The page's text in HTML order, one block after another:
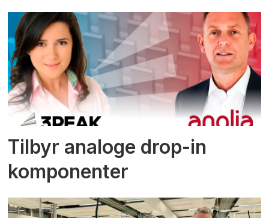
Tilbyr analoge drop-in
komponenter